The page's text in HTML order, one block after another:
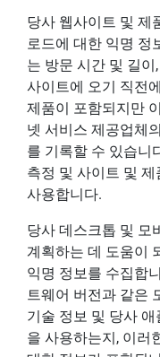
당사 웹사이트 및 제
로드에 대한 익명 정
는 방문 시간 및 길
사이트에 오기 직전
제품이 포함되지만
넷 서비스 제공업체
를 기록할 수 있습니
측정 및 사이트 및
사용합니다.
당사 데스크톱 및 모
계획하는 데 도움이
익명 정보를 수집합
트웨어 버전과 같은
기술 정보 및 당사
을 사용하는지, 이러